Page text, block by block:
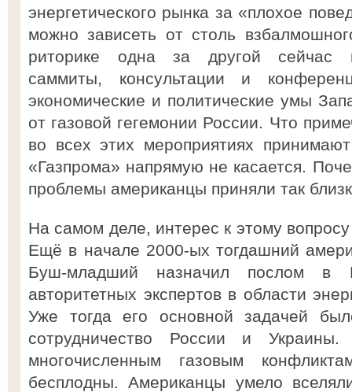
энергетического рынка за «плохое
можно зависеть от столь
риторике одна за другой сейчас
саммиты, консультации и
экономические и политические умы
от газовой гегемонии России. Что
во всех этих мероприятиях
«Газпрома» напрямую не касается.
проблемы американцы приняли так
На самом деле, интерес к этому
Ещё в начале 2000-ых тогдашний
Буш-младший назначил послом в
авторитетных экспертов в области
Уже тогда его основной задачей
сотрудничество России и
многочисленным газовым
бесплодны. Американцы умело